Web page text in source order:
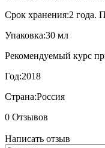
Срок хранения:2 года.
Упаковка:30 мл
Рекомендуемый курс
Год:2018
Страна:Россия
0 Отзывов
Написать отзыв